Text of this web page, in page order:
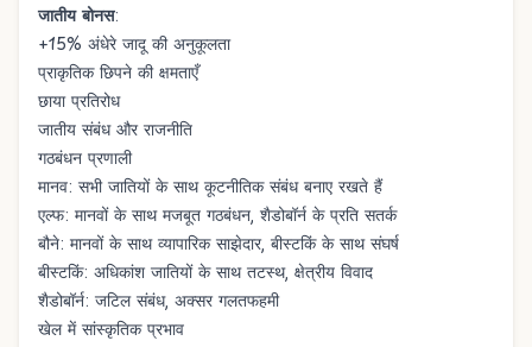
जातीय बोनस:
+15% अंधेरे जादू की अनुकूलता
प्राकृतिक छिपने की क्षमताएँ
छाया प्रतिरोध
जातीय संबंध और राजनीति
गठबंधन प्रणाली
मानव: सभी जातियों के साथ कूटनीतिक संबंध बनाए रखते हैं
एल्फ: मानवों के साथ मजबूत गठबंधन, शैडोबॉर्न के प्रति सतर्क
बौने: मानवों के साथ व्यापारिक साझेदार, बीस्टकिं के साथ संघर्ष
बीस्टकिं: अधिकांश जातियों के साथ तटस्थ, क्षेत्रीय विवाद
शैडोबॉर्न: जटिल संबंध, अक्सर गलतफहमी
खेल में सांस्कृतिक प्रभाव